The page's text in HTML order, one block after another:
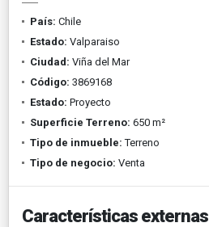
País: Chile
Estado: Valparaiso
Ciudad: Viña del Mar
Código: 3869168
Estado: Proyecto
Superficie Terreno: 650 m²
Tipo de inmueble: Terreno
Tipo de negocio: Venta
Características externas